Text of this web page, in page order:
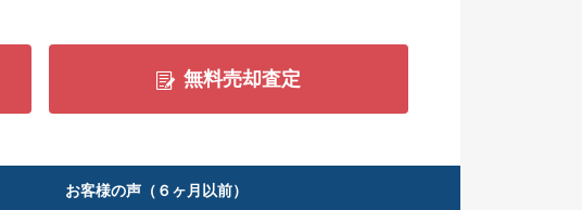
無料売却査定
お客様の声（６ヶ月以前）